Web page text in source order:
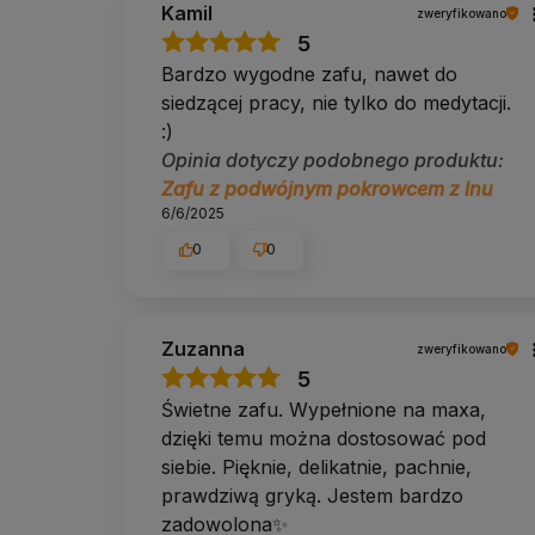
Tak, nieznacznie, i dla wielu osób to raczej zaleta.
Dodatkowe informacje
Dostawa:
Zwroty:14 dni bez podania przyczyny.
Pomoc w doborze:tel. 690 447 426 (pon–pt
Od 2014 roku doradzamy w doborze sprzętu do jogi i
lub zadzwonić.
WariantSzary. neutralny, minimalistyczny. Pozostałe
modelu.
O Yoga Bazar
Yoga Bazar to polski sklep specjalistyczny z jogą i
wszystkiego, tylko selekcjonujemy sprzęt o
sprawdzi się w Twojej praktyce. Każdą matę i
Kamil zweryfikowano
5
Bardzo wygodne zafu, nawet do
siedzącej pracy, nie tylko do medytacji.
:)
Opinia dotyczy podobnego produktu:
Zafu z podwójnym pokrowcem z lnu
6/6/2025
0 0
Zuzanna zweryfikowano
5
Świetne zafu. Wypełnione na maxa,
dzięki temu można dostosować pod
siebie. Pięknie, delikatnie, pachnie,
prawdziwą gryką. Jestem bardzo
zadowolona✨